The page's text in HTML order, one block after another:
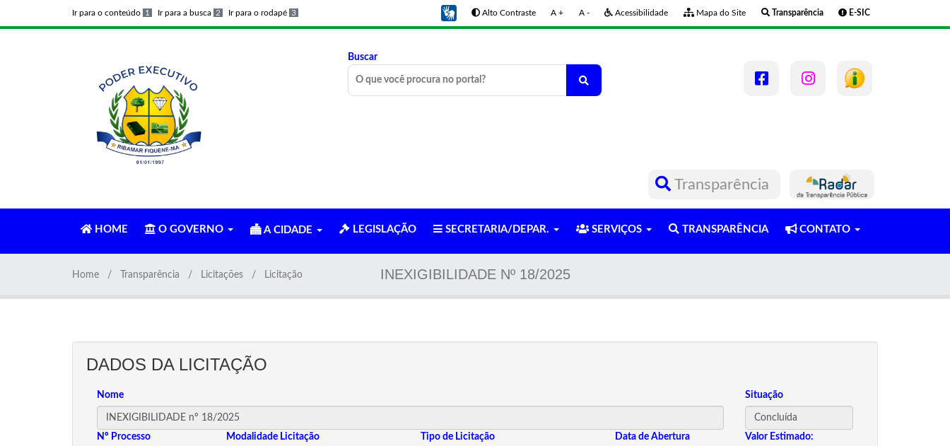
Ir para o conteúdo 1 Ir para a busca 2 Ir para o rodapé 3 Alto Contraste A + A - Acessibilidade Mapa do Site Transparência E-SIC
Buscar
Transparência
HOME O GOVERNO A CIDADE LEGISLAÇÃO SECRETARIA/DEPAR. SERVIÇOS TRANSPARÊNCIA CONTATO
INEXIGIBILIDADE Nº 18/2025
Home Transparência Licitações Licitação
DADOS DA LICITAÇÃO
Nome Situação
Nº Processo Modalidade Licitação Tipo de Licitação Data de Abertura Valor Estimado: